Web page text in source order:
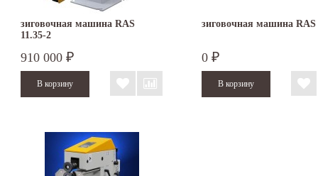
зиговочная машина RAS
11.35-2
910 000 ₽
зиговочная машина RAS
0 ₽